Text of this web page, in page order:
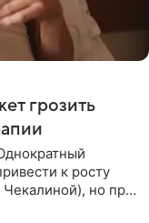
грозить
к росту
но при